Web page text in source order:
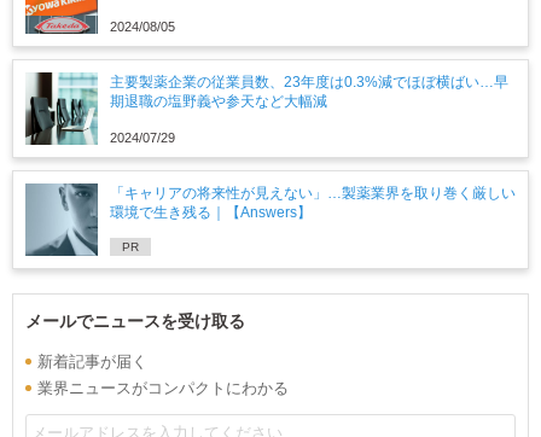
2024/08/05
主要製薬企業の従業員数、23年度は0.3%減でほぼ横ばい…早
期退職の塩野義や参天など大幅減
2024/07/29
「キャリアの将来性が見えない」…製薬業界を取り巻く厳しい
環境で生き残る｜【Answers】
PR
メールでニュースを受け取る
新着記事が届く
業界ニュースがコンパクトにわかる